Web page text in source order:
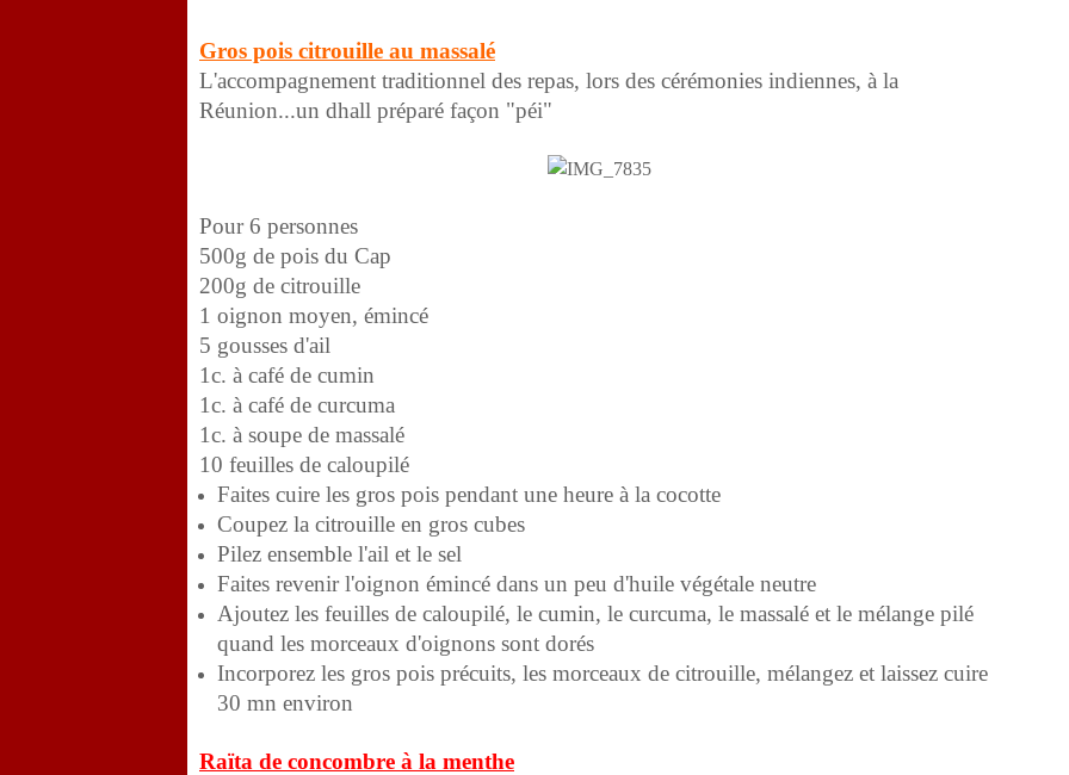
Gros pois citrouille au massalé
L'accompagnement traditionnel des repas, lors des cérémonies indiennes, à la
Réunion...un dhall préparé façon "péi"
Pour 6 personnes
500g de pois du Cap
200g de citrouille
1 oignon moyen, émincé
5 gousses d'ail
1c. à café de cumin
1c. à café de curcuma
1c. à soupe de massalé
10 feuilles de caloupilé
Faites cuire les gros pois pendant une heure à la cocotte
Coupez la citrouille en gros cubes
Pilez ensemble l'ail et le sel
Faites revenir l'oignon émincé dans un peu d'huile végétale neutre
Ajoutez les feuilles de caloupilé, le cumin, le curcuma, le massalé et le mélange pilé
quand les morceaux d'oignons sont dorés
Incorporez les gros pois précuits, les morceaux de citrouille, mélangez et laissez cuire
30 mn environ
Raïta de concombre à la menthe